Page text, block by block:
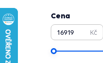
Cena
Kč